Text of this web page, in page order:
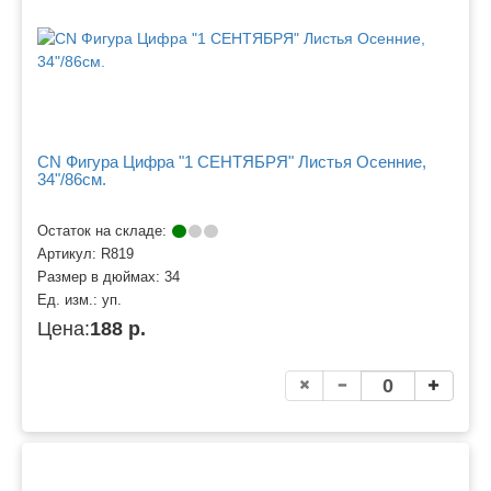
CN Фигура Цифра "1 СЕНТЯБРЯ" Листья Осенние,
34"/86см.
Остаток на складе:
Артикул: R819
Размер в дюймах: 34
Ед. изм.: уп.
Цена:188 р.